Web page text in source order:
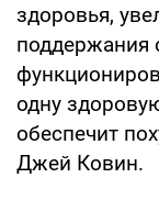
здоровья,
поддержания
одну
обеспечит
Джей Ковин.